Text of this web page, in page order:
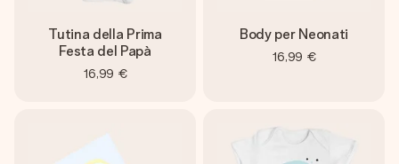
Tutina della Prima
Festa del Papà
16,99 €
Body per Neonati
16,99 €